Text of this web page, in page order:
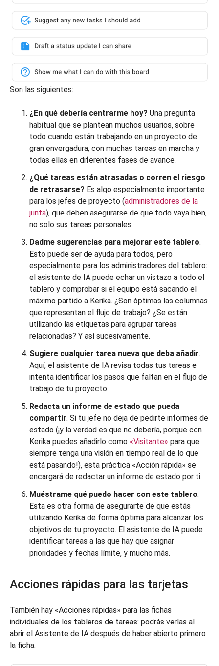
Son las siguientes:
¿En qué debería centrarme hoy? Una pregunta
habitual que se plantean muchos usuarios, sobre
todo cuando están trabajando en un proyecto de
gran envergadura, con muchas tareas en marcha y
todas ellas en diferentes fases de avance.
¿Qué tareas están atrasadas o corren el riesgo
de retrasarse? Es algo especialmente importante
para los jefes de proyecto (administradores de la
junta), que deben asegurarse de que todo vaya bien,
no solo sus tareas personales.
Dadme sugerencias para mejorar este tablero.
Esto puede ser de ayuda para todos, pero
especialmente para los administradores del tablero:
el asistente de IA puede echar un vistazo a todo el
tablero y comprobar si el equipo está sacando el
máximo partido a Kerika. ¿Son óptimas las columnas
que representan el flujo de trabajo? ¿Se están
utilizando las etiquetas para agrupar tareas
relacionadas? Y así sucesivamente.
Sugiere cualquier tarea nueva que deba añadir.
Aquí, el asistente de IA revisa todas tus tareas e
intenta identificar los pasos que faltan en el flujo de
trabajo de tu proyecto.
Redacta un informe de estado que pueda
compartir. Si tu jefe no deja de pedirte informes de
estado (¡y la verdad es que no debería, porque con
Kerika puedes añadirlo como «Visitante» para que
siempre tenga una visión en tiempo real de lo que
está pasando!), esta práctica «Acción rápida» se
encargará de redactar un informe de estado por ti.
Muéstrame qué puedo hacer con este tablero.
Esta es otra forma de asegurarte de que estás
utilizando Kerika de forma óptima para alcanzar los
objetivos de tu proyecto. El asistente de IA puede
identificar tareas a las que hay que asignar
prioridades y fechas límite, y mucho más.
Acciones rápidas para las tarjetas
También hay «Acciones rápidas» para las fichas
individuales de los tableros de tareas: podrás verlas al
abrir el Asistente de IA después de haber abierto primero
la ficha.